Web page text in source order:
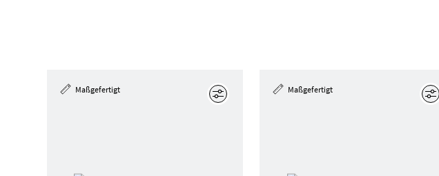
Maßgefertigt Maßgefertigt